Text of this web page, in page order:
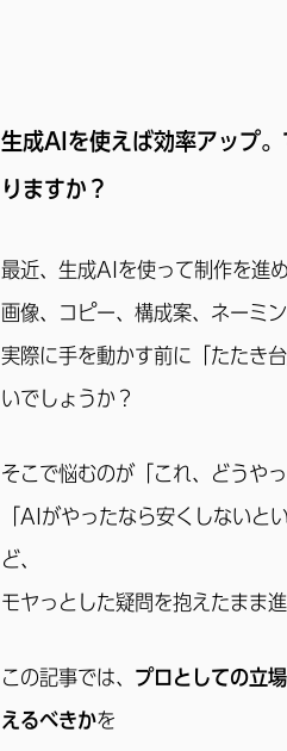
生成AIを使えば効率アップ
りますか？
最近、生成AIを使って制作を進
画像、コピー、構成案、ネーミ
実際に手を動かす前に「たたき
いでしょうか？
そこで悩むのが「これ、どうや
「AIがやったなら安くしないと
ど、
モヤっとした疑問を抱えたまま
この記事では、 プロとしての立
えるべきかを